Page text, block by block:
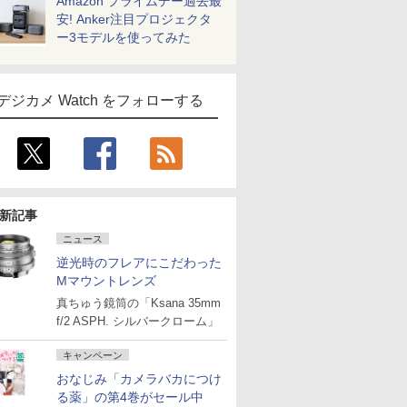
安! Anker注目プロジェクタ
ー3モデルを使ってみた
ジカメ Watch をフォローする
記事
ニュース
逆光時のフレアにこだわった
Mマウントレンズ
真ちゅう鏡筒の「Ksana 35mm
f/2 ASPH. シルバークローム」
キャンペーン
おなじみ「カメラバカにつけ
る薬」の第4巻がセール中